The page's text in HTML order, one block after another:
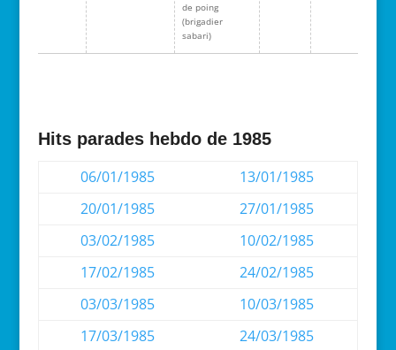
de poing
(brigadier
sabari)
Hits parades hebdo de 1985
06/01/1985
13/01/1985
20/01/1985
27/01/1985
03/02/1985
10/02/1985
17/02/1985
24/02/1985
03/03/1985
10/03/1985
17/03/1985
24/03/1985